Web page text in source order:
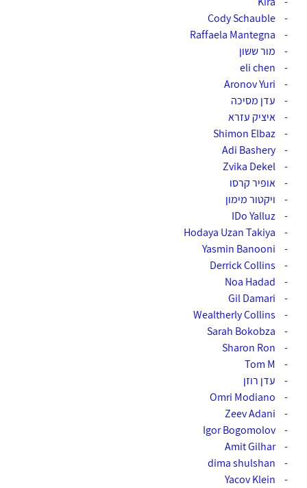
-
Cody Schauble
-
Raffaela Mantegna
-
מור ששון
-
eli chen‏
-
Aronov Yuri‏
-
עדן מסיכה
-
איציק עזרא
-
Shimon Elbaz‏
-
Adi Bashery
-
Zvika Dekel‎‏ ‏
-
אופיר קרסו
-
ויקטור מימון
-
IDo Yalluz‎‏
-
Hodaya Uzan Takiya‎‏
-
Yasmin Banooni‏
-
Derrick Collins
-
Noa Hadad‏
-
Gil Damari‏
-
Wealtherly Collins
-
Sarah Bokobza‎‏
-
Sharon Ron‏
-
Tom M‏
-
עדן רוזן
-
Omri Modiano‎‏
-
Zeev Adani
-
Igor Bogomolov‎‏
-
Amit Gilhar‎‏
-
dima shulshan‏
-
Yacov Klein